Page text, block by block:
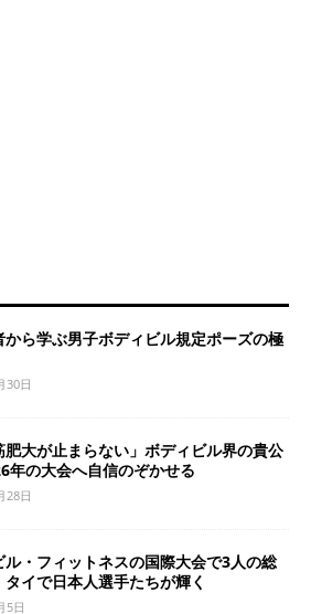
から学ぶ男子ボディビル規定ポーズの極
30日
肥大が止まらない」ボディビル界の貴公
年の大会へ自信のぞかせる
28日
ル・フィットネスの国際大会で3人の総
イで日本人選手たちが輝く
5日